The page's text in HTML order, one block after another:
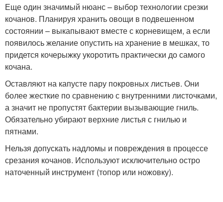
Еще один значимый нюанс – выбор технологии срезки
кочанов. Планируя хранить овощи в подвешенном
состоянии – выкапывают вместе с корневищем, а если
появилось желание опустить на хранение в мешках, то
придется кочерыжку укоротить практически до самого
кочана.
Оставляют на капусте пару покровных листьев. Они
более жесткие по сравнению с внутренними листочками,
а значит не пропустят бактерии вызывающие гниль.
Обязательно убирают верхние листья с гнилью и
пятнами.
Нельзя допускать надломы и повреждения в процессе
срезания кочанов. Используют исключительно остро
наточенный инструмент (топор или ножовку).